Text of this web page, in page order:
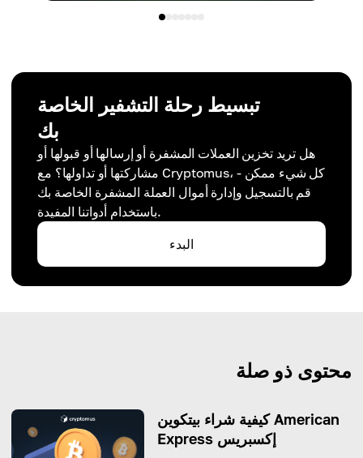
تبسيط رحلة التشفير الخاصة
بك
هل تريد تخزين العملات المشفرة أو إرسالها أو قبولها أو
مشاركتها أو تداولها؟ مع Cryptomus، كل شيء ممكن -
قم بالتسجيل وإدارة أموال العملة المشفرة الخاصة بك
باستخدام أدواتنا المفيدة.
البدء
محتوى ذو صلة
كيفية شراء بيتكوين American
Express إكسبريس